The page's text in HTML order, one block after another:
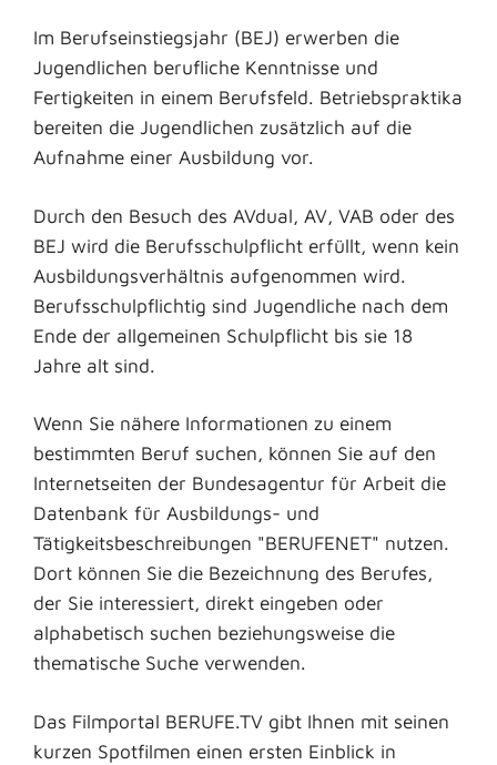
Im Berufseinstiegsjahr (BEJ) erwerben die
Jugendlichen berufliche Kenntnisse und
Fertigkeiten in einem Berufsfeld. Betriebspraktika
bereiten die Jugendlichen zusätzlich auf die
Aufnahme einer Ausbildung vor.
Durch den Besuch des AVdual, AV, VAB oder des
BEJ wird die Berufsschulpflicht erfüllt, wenn kein
Ausbildungsverhältnis aufgenommen wird.
Berufsschulpflichtig sind Jugendliche nach dem
Ende der allgemeinen Schulpflicht bis sie 18
Jahre alt sind.
Wenn Sie nähere Informationen zu einem
bestimmten Beruf suchen, können Sie auf den
Internetseiten der Bundesagentur für Arbeit die
Datenbank für Ausbildungs- und
Tätigkeitsbeschreibungen "BERUFENET" nutzen.
Dort können Sie die Bezeichnung des Berufes,
der Sie interessiert, direkt eingeben oder
alphabetisch suchen beziehungsweise die
thematische Suche verwenden.
Das Filmportal BERUFE.TV gibt Ihnen mit seinen
kurzen Spotfilmen einen ersten Einblick in